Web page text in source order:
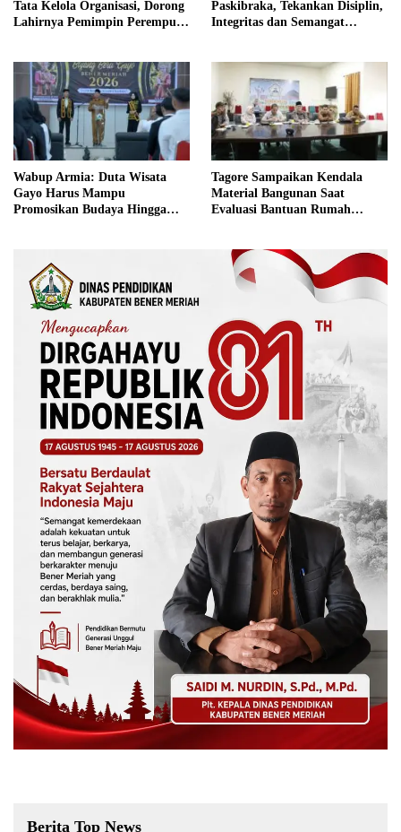
Tata Kelola Organisasi, Dorong
Lahirnya Pemimpin Perempuan
Paskibraka, Tekankan Disiplin,
Integritas dan Semangat
Wabup Armia: Duta Wisata
Gayo Harus Mampu
Promosikan Budaya Hingga
Tagore Sampaikan Kendala
Material Bangunan Saat
Evaluasi Bantuan Rumah
Berita Top News